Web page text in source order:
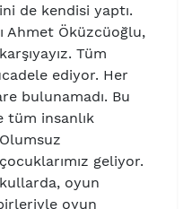
de kendisi yaptı.
Ahmet Öküzcüoğlu,
Tüm
ediyor. Her
bulunamadı. Bu
tüm insanlık
geliyor.
oyun
oyun